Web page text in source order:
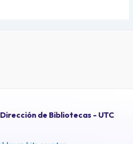
Dirección de Bibliotecas - UTC